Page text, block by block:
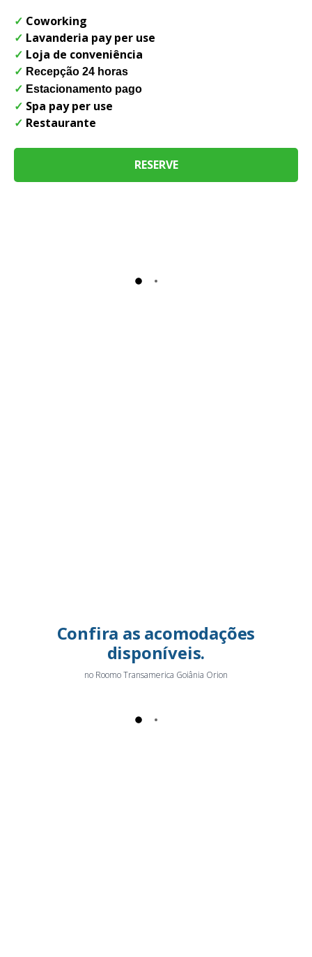
✓ Coworking
✓ Lavanderia pay per use
✓ Loja de conveniência
✓ Recepção 24 horas
✓ Estacionamento pago
✓ Spa pay per use
✓ Restaurante
RESERVE
Confira as acomodações
disponíveis.
no Roomo Transamerica Goiânia Orion